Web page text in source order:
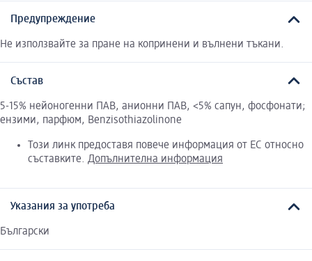
Предупреждение
Не използвайте за пране на копринени и вълнени тъкани.
Състав
5-15% нейоногенни ПАВ, анионни ПАВ, <5% сапун, фосфонати;
ензими, парфюм, Benzisothiazolinone
Този линк предоставя повече информация от ЕС относно
съставките. Допълнителна информация
Указания за употреба
Български